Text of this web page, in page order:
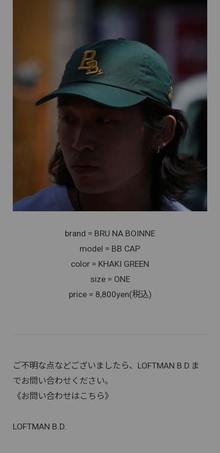
brand = BRU NA BOINNE
model = BB CAP
color = KHAKI GREEN
size = ONE
price = 8,800yen(税込)
ご不明な点などございましたら、LOFTMAN B.D.ま
でお問い合わせください。
《お問い合わせはこちら》
LOFTMAN B.D.